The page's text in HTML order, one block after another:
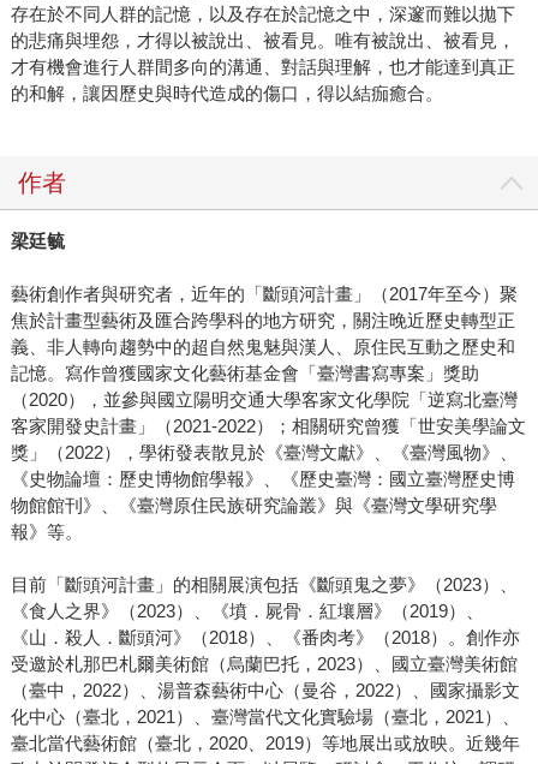
存在於不同人群的記憶，以及存在於記憶之中，深邃而難以拋下
的悲痛與埋怨，才得以被說出、被看見。唯有被說出、被看見，
才有機會進行人群間多向的溝通、對話與理解，也才能達到真正
的和解，讓因歷史與時代造成的傷口，得以結痂癒合。
作者
梁廷毓
藝術創作者與研究者，近年的「斷頭河計畫」（2017年至今）聚
焦於計畫型藝術及匯合跨學科的地方研究，關注晚近歷史轉型正
義、非人轉向趨勢中的超自然鬼魅與漢人、原住民互動之歷史和
記憶。寫作曾獲國家文化藝術基金會「臺灣書寫專案」獎助
（2020），並參與國立陽明交通大學客家文化學院「逆寫北臺灣
客家開發史計畫」（2021-2022）；相關研究曾獲「世安美學論文
獎」（2022），學術發表散見於《臺灣文獻》、《臺灣風物》、
《史物論壇：歷史博物館學報》、《歷史臺灣：國立臺灣歷史博
物館館刊》、《臺灣原住民族研究論叢》與《臺灣文學研究學
報》等。
目前「斷頭河計畫」的相關展演包括《斷頭鬼之夢》（2023）、
《食人之界》（2023）、《墳．屍骨．紅壤層》（2019）、
《山．殺人．斷頭河》（2018）、《番肉考》（2018）。創作亦
受邀於札那巴札爾美術館（烏蘭巴托，2023）、國立臺灣美術館
（臺中，2022）、湯普森藝術中心（曼谷，2022）、國家攝影文
化中心（臺北，2021）、臺灣當代文化實驗場（臺北，2021）、
臺北當代藝術館（臺北，2020、2019）等地展出或放映。近幾年